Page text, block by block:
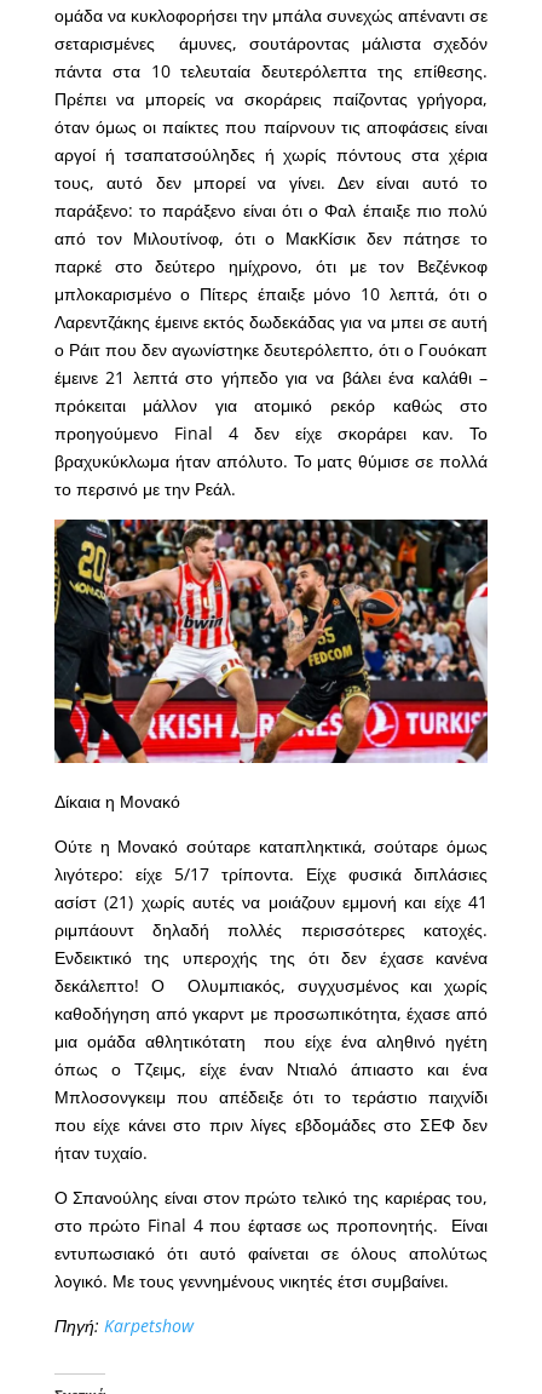
ομάδα να κυκλοφορήσει την μπάλα συνεχώς απέναντι σε
σεταρισμένες άμυνες, σουτάροντας μάλιστα σχεδόν
πάντα στα 10 τελευταία δευτερόλεπτα της επίθεσης.
Πρέπει να μπορείς να σκοράρεις παίζοντας γρήγορα,
όταν όμως οι παίκτες που παίρνουν τις αποφάσεις είναι
αργοί ή τσαπατσούληδες ή χωρίς πόντους στα χέρια
τους, αυτό δεν μπορεί να γίνει. Δεν είναι αυτό το
παράξενο: το παράξενο είναι ότι ο Φαλ έπαιξε πιο πολύ
από τον Μιλουτίνοφ, ότι ο ΜακΚίσικ δεν πάτησε το
παρκέ στο δεύτερο ημίχρονο, ότι με τον Βεζένκοφ
μπλοκαρισμένο ο Πίτερς έπαιξε μόνο 10 λεπτά, ότι ο
Λαρεντζάκης έμεινε εκτός δωδεκάδας για να μπει σε αυτή
ο Ράιτ που δεν αγωνίστηκε δευτερόλεπτο, ότι ο Γουόκαπ
έμεινε 21 λεπτά στο γήπεδο για να βάλει ένα καλάθι –
πρόκειται μάλλον για ατομικό ρεκόρ καθώς στο
προηγούμενο Final 4 δεν είχε σκοράρει καν. Το
βραχυκύκλωμα ήταν απόλυτο. Το ματς θύμισε σε πολλά
το περσινό με την Ρεάλ.
Δίκαια η Μονακό
Ούτε η Μονακό σούταρε καταπληκτικά, σούταρε όμως
λιγότερο: είχε 5/17 τρίποντα. Είχε φυσικά διπλάσιες
ασίστ (21) χωρίς αυτές να μοιάζουν εμμονή και είχε 41
ριμπάουντ δηλαδή πολλές περισσότερες κατοχές.
Ενδεικτικό της υπεροχής της ότι δεν έχασε κανένα
δεκάλεπτο! Ο Ολυμπιακός, συγχυσμένος και χωρίς
καθοδήγηση από γκαρντ με προσωπικότητα, έχασε από
μια ομάδα αθλητικότατη που είχε ένα αληθινό ηγέτη
όπως ο Τζειμς, είχε έναν Ντιαλό άπιαστο και ένα
Μπλοσονγκειμ που απέδειξε ότι το τεράστιο παιχνίδι
που είχε κάνει στο πριν λίγες εβδομάδες στο ΣΕΦ δεν
ήταν τυχαίο.
Ο Σπανούλης είναι στον πρώτο τελικό της καριέρας του,
στο πρώτο Final 4 που έφτασε ως προπονητής. Είναι
εντυπωσιακό ότι αυτό φαίνεται σε όλους απολύτως
λογικό. Με τους γεννημένους νικητές έτσι συμβαίνει.
Πηγή: Karpetshow